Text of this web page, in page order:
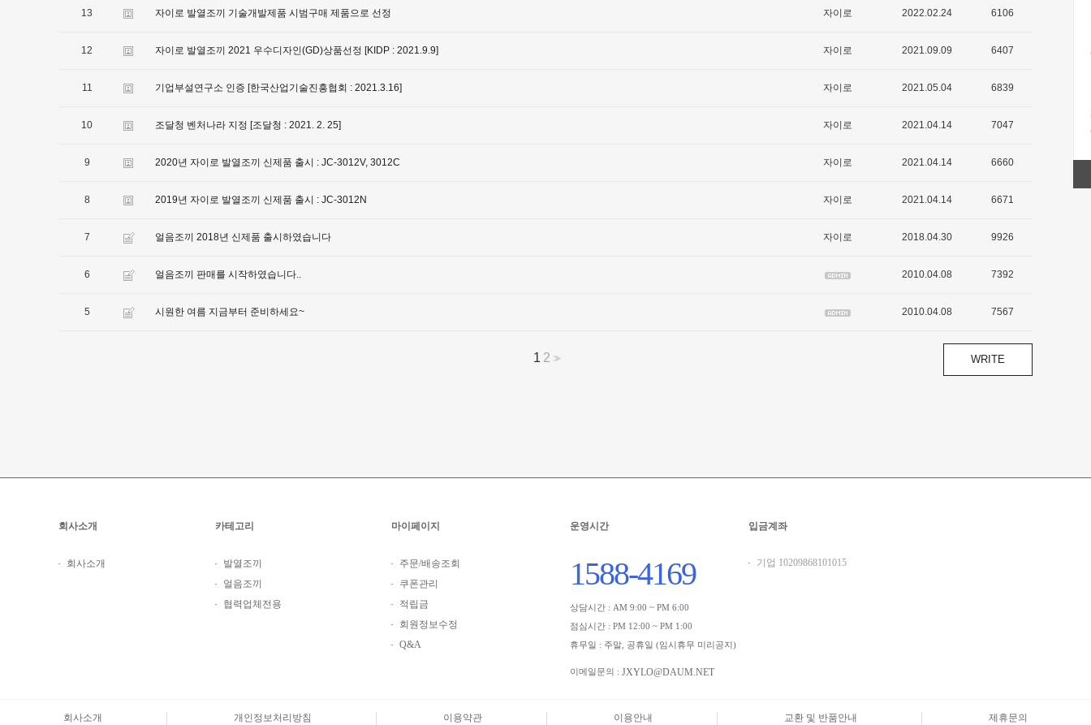
13 자이로 발열조끼 기술개발제품 시범구매 제품으로 선정 자이로 2022.02.24 6106
12 자이로 발열조끼 2021 우수디자인(GD)상품선정 [KIDP : 2021.9.9] 자이로 2021.09.09 6407
11 기업부설연구소 인증 [한국산업기술진흥협회 : 2021.3.16] 자이로 2021.05.04 6839
10 조달청 벤처나라 지정 [조달청 : 2021. 2. 25] 자이로 2021.04.14 7047
9 2020년 자이로 발열조끼 신제품 출시 : JC-3012V, 3012C 자이로 2021.04.14 6660
8 2019년 자이로 발열조끼 신제품 출시 : JC-3012N 자이로 2021.04.14 6671
7 얼음조끼 2018년 신제품 출시하였습니다 자이로 2018.04.30 9926
6 얼음조끼 판매를 시작하였습니다.. 2010.04.08 7392
5 시원한 여름 지금부터 준비하세요~ 2010.04.08 7567
WRITE
1 2 >>
회사소개
회사소개
카테고리
발열조끼
얼음조끼
협력업체전용
마이페이지
주문/배송조회
쿠폰관리
적립금
회원정보수정
Q&A
운영시간
1588-4169
상담시간 : AM 9:00 ~ PM 6:00
점심시간 : PM 12:00 ~ PM 1:00
휴무일 : 주말, 공휴일 (임시휴무 미리공지)
이메일문의 : JXYLO@DAUM.NET
입금계좌
기업 10209868101015
회사소개 개인정보처리방침 이용약관 이용안내 교환 및 반품안내 제휴문의